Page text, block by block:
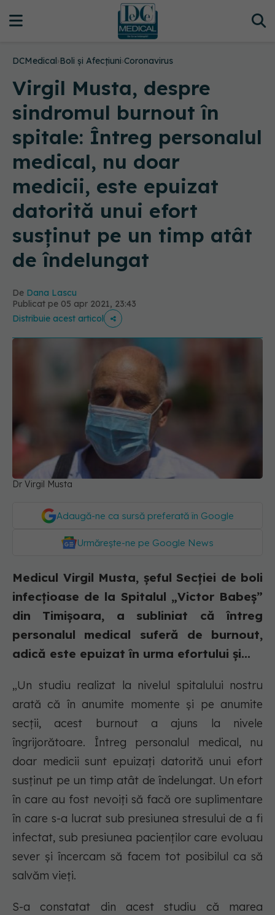
DCMedical›Boli și Afecțiuni›Coronavirus
Virgil Musta, despre
sindromul burnout în
spitale: Întreg personalul
medical, nu doar
medicii, este epuizat
datorită unui efort
susținut pe un timp atât
de îndelungat
De Dana Lascu
Publicat pe 05 apr 2021, 23:43
Distribuie acest articol
Dr Virgil Musta
Adaugă-ne ca sursă preferată în Google
Urmărește-ne pe Google News
Medicul Virgil Musta, șeful Secției de boli
infecțioase de la Spitalul „Victor Babeș”
din Timișoara, a subliniat că întreg
personalul medical suferă de burnout,
adică este epuizat în urma efortului și...
„Un studiu realizat la nivelul spitalului nostru
arată că în anumite momente și pe anumite
secții, acest burnout a ajuns la nivele
îngrijorătoare. Întreg personalul medical, nu
doar medicii sunt epuizați datorită unui efort
susținut pe un timp atât de îndelungat. Un efort
în care au fost nevoiți să facă ore suplimentare
în care s-a lucrat sub presiunea stresului de a fi
infectat, sub presiunea pacienților care evoluau
sever și încercam să facem tot posibilul ca să
salvăm vieți.
S-a constatat din acest studiu că marea